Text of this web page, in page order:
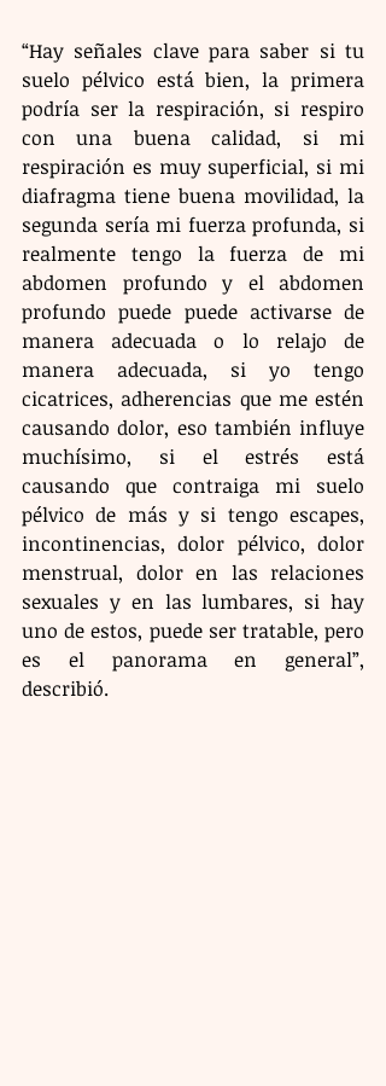
“Hay señales clave para saber si tu
suelo pélvico está bien, la primera
podría ser la respiración, si respiro
con una buena calidad, si mi
respiración es muy superficial, si mi
diafragma tiene buena movilidad, la
segunda sería mi fuerza profunda, si
realmente tengo la fuerza de mi
abdomen profundo y el abdomen
profundo puede puede activarse de
manera adecuada o lo relajo de
manera adecuada, si yo tengo
cicatrices, adherencias que me estén
causando dolor, eso también influye
muchísimo, si el estrés está
causando que contraiga mi suelo
pélvico de más y si tengo escapes,
incontinencias, dolor pélvico, dolor
menstrual, dolor en las relaciones
sexuales y en las lumbares, si hay
uno de estos, puede ser tratable, pero
es el panorama en general”,
describió.